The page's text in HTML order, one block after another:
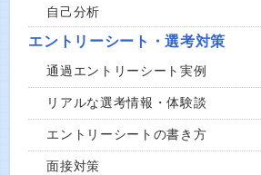
自己分析
エントリーシート・選考対策
通過エントリーシート実例
リアルな選考情報・体験談
エントリーシートの書き方
面接対策